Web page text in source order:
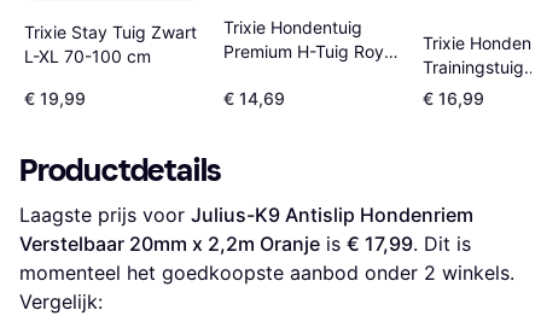
Trixie Stay Tuig Zwart
L-XL 70-100 cm
€ 19,99
Trixie Hondentuig
Premium H-Tuig Royal
€ 14,69
Trixie
Trainingstuig
Lead'N'Walk
Zwart 65-105
€ 16,99
Productdetails
Laagste prijs voor Julius-K9 Antislip Hondenriem
Verstelbaar 20mm x 2,2m Oranje is € 17,99. Dit is
momenteel het goedkoopste aanbod onder 2 winkels.
Vergelijk: